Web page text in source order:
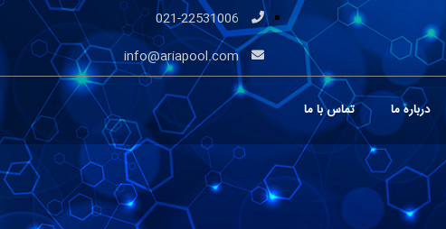
info@ariapool.com
درباره ما تماس با ما